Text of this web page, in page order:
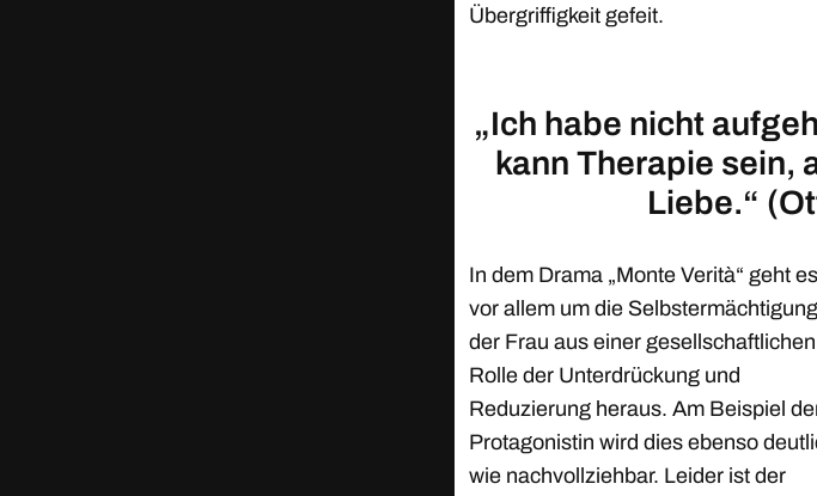
Übergriffigkeit gefeit.
„Ich habe nicht
kann Therapie sein,
Liebe.“
In dem Drama „Monte Verità“ geht es
vor allem um die Selbstermächtigung
der Frau aus einer gesellschaftlichen
Rolle der Unterdrückung und
Reduzierung heraus. Am Beispiel
Protagonistin wird dies ebenso
wie nachvollziehbar. Leider ist der